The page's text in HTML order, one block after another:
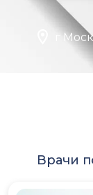
г
Врачи